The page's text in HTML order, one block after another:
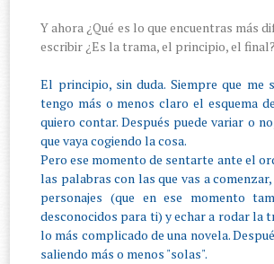
Y ahora ¿Qué es lo que encuentras más
escribir ¿Es la trama, el principio, el final?
El principio, sin duda. Siempre que me
tengo más o menos claro el esquema
quiero contar. Después puede variar o
que vaya cogiendo la cosa.
Pero ese momento de sentarte ante el
las palabras con las que vas a
personajes (que en ese momento
desconocidos para ti) y echar a rodar la
lo más complicado de una novela.
saliendo más o menos "solas".